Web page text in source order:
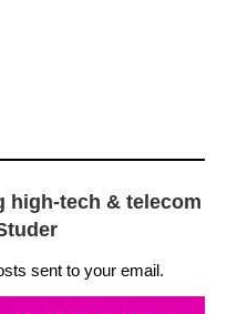
high-tech & telecom
sent to your email.